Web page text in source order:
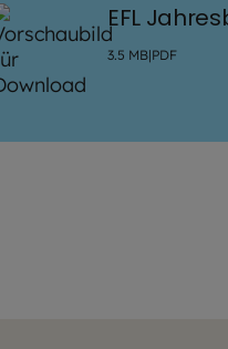
EFL
3.5 MB|PDF